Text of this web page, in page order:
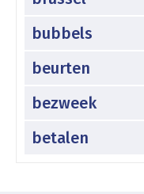
bubbels
beurten
bezweek
betalen